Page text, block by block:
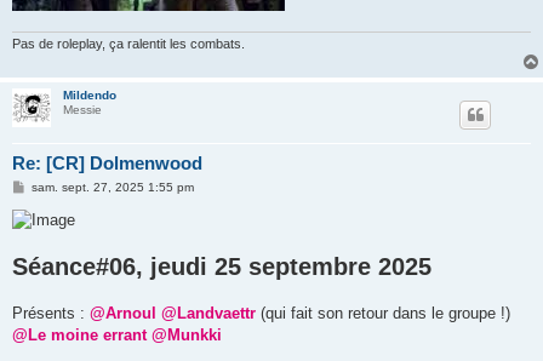
Pas de roleplay, ça ralentit les combats.
Mildendo
Messie
Re: [CR] Dolmenwood
M
s
s
g
e
sam. sept. 27, 2025 1:55 pm
Séance#06, jeudi 25 septembre 2025
Présents : @Arnoul @Landvaettr (qui fait son retour dans le groupe !)
@Le moine errant @Munkki